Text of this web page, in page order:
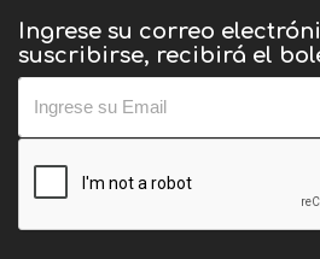
Ingrese su correo
suscribirse, recibirá el